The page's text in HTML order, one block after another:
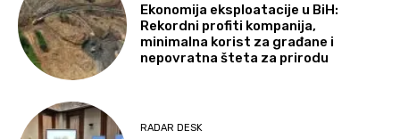
Ekonomija eksploatacije u BiH:
Rekordni profiti kompanija,
minimalna korist za građane i
nepovratna šteta za prirodu
RADAR DESK